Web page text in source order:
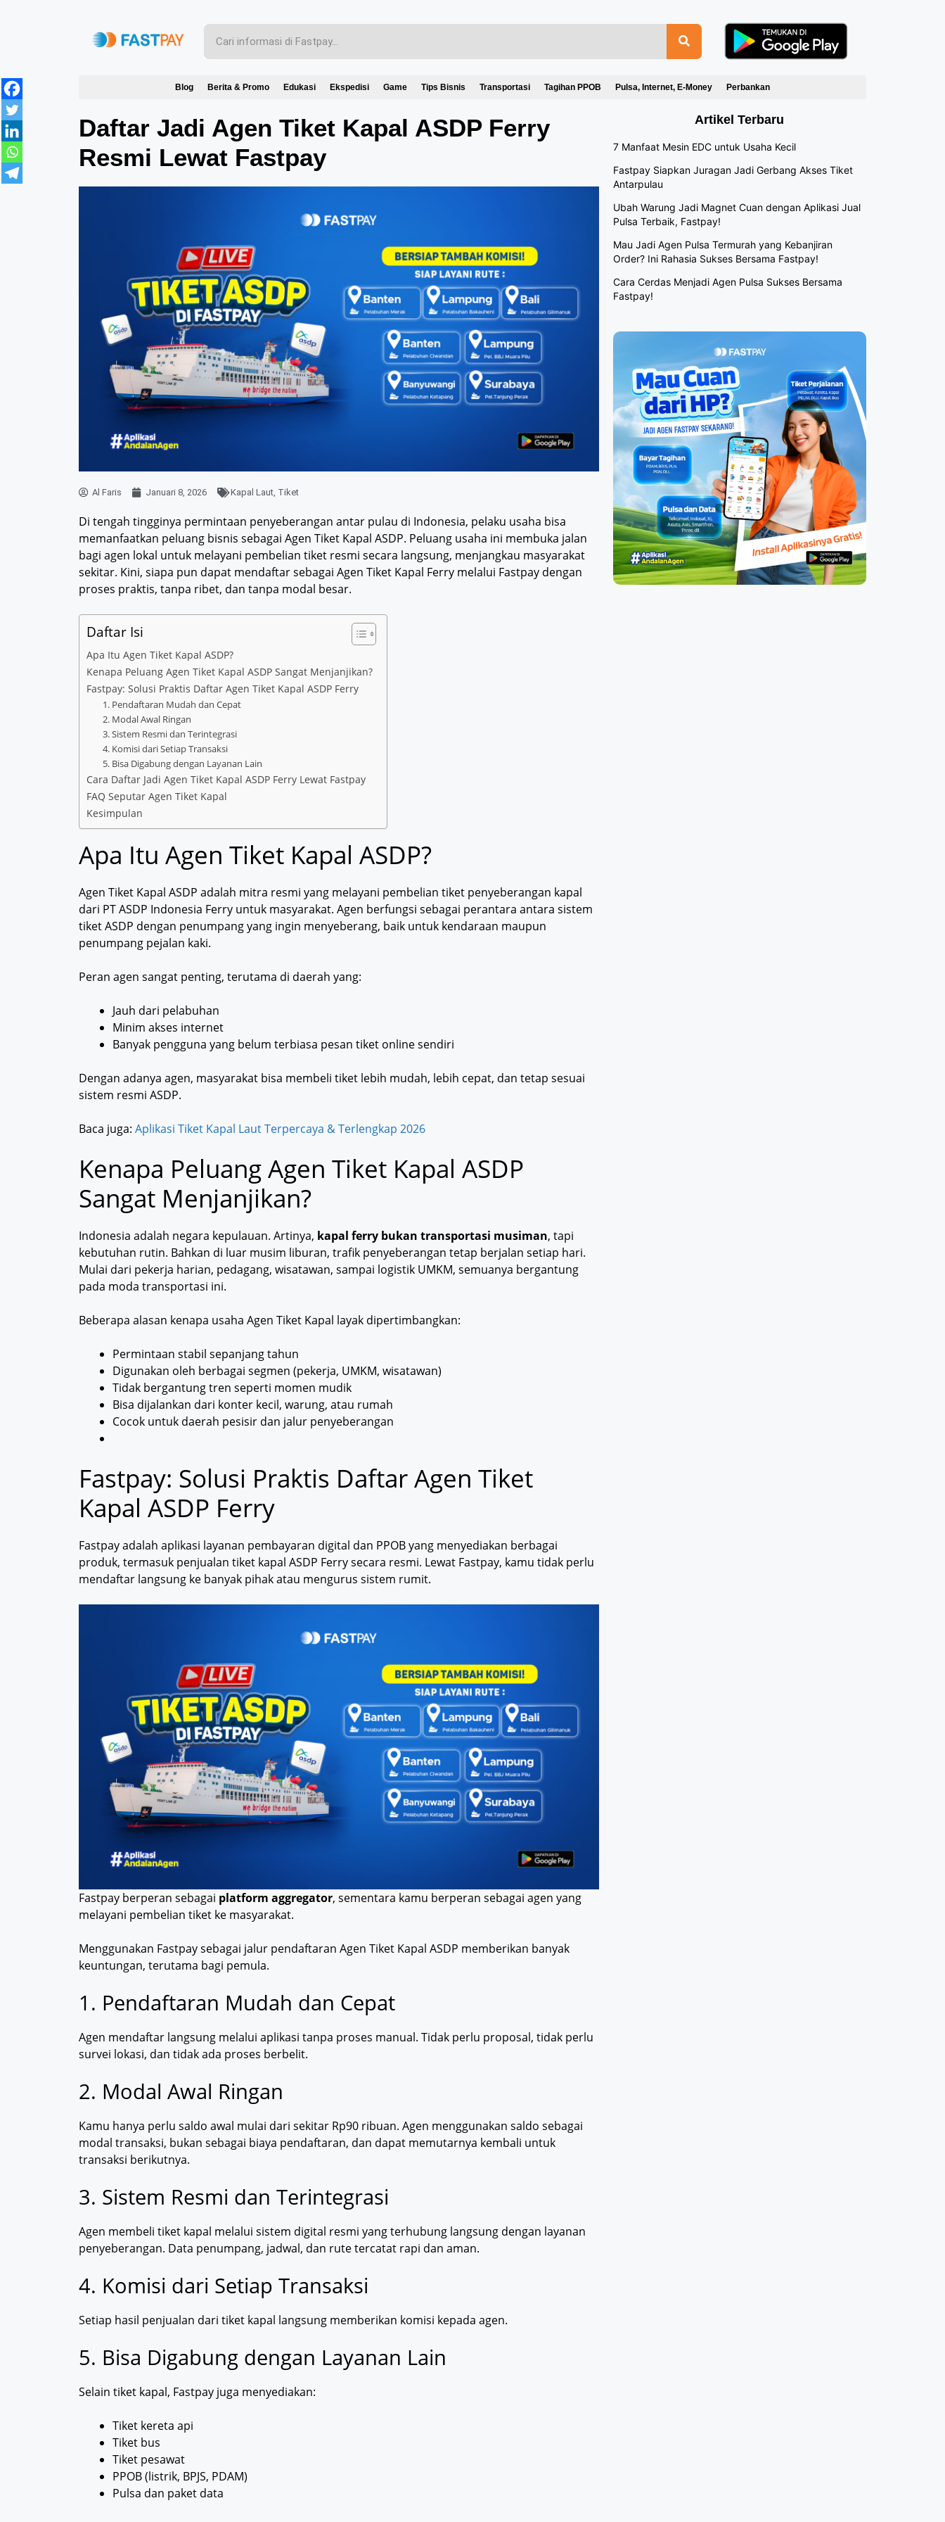
Blog Berita & Promo Edukasi Ekspedisi Game Tips Bisnis Transportasi Tagihan PPOB Pulsa, Internet, E-Money Perbankan
Daftar Jadi Agen Tiket Kapal ASDP Ferry
Resmi Lewat Fastpay
Al Faris Januari 8, 2026 Kapal Laut, Tiket
Di tengah tingginya permintaan penyeberangan antar pulau di Indonesia, pelaku usaha bisa
memanfaatkan peluang bisnis sebagai Agen Tiket Kapal ASDP. Peluang usaha ini membuka jalan
bagi agen lokal untuk melayani pembelian tiket resmi secara langsung, menjangkau masyarakat
sekitar. Kini, siapa pun dapat mendaftar sebagai Agen Tiket Kapal Ferry melalui Fastpay dengan
proses praktis, tanpa ribet, dan tanpa modal besar.
Daftar Isi
Apa Itu Agen Tiket Kapal ASDP?
Kenapa Peluang Agen Tiket Kapal ASDP Sangat Menjanjikan?
Fastpay: Solusi Praktis Daftar Agen Tiket Kapal ASDP Ferry
1. Pendaftaran Mudah dan Cepat
2. Modal Awal Ringan
3. Sistem Resmi dan Terintegrasi
4. Komisi dari Setiap Transaksi
5. Bisa Digabung dengan Layanan Lain
Cara Daftar Jadi Agen Tiket Kapal ASDP Ferry Lewat Fastpay
FAQ Seputar Agen Tiket Kapal
Kesimpulan
Apa Itu Agen Tiket Kapal ASDP?
Agen Tiket Kapal ASDP adalah mitra resmi yang melayani pembelian tiket penyeberangan kapal
dari PT ASDP Indonesia Ferry untuk masyarakat. Agen berfungsi sebagai perantara antara sistem
tiket ASDP dengan penumpang yang ingin menyeberang, baik untuk kendaraan maupun
penumpang pejalan kaki.
Peran agen sangat penting, terutama di daerah yang:
Jauh dari pelabuhan
Minim akses internet
Banyak pengguna yang belum terbiasa pesan tiket online sendiri
Dengan adanya agen, masyarakat bisa membeli tiket lebih mudah, lebih cepat, dan tetap sesuai
sistem resmi ASDP.
Baca juga: Aplikasi Tiket Kapal Laut Terpercaya & Terlengkap 2026
Kenapa Peluang Agen Tiket Kapal ASDP
Sangat Menjanjikan?
Indonesia adalah negara kepulauan. Artinya, kapal ferry bukan transportasi musiman, tapi
kebutuhan rutin. Bahkan di luar musim liburan, trafik penyeberangan tetap berjalan setiap hari.
Mulai dari pekerja harian, pedagang, wisatawan, sampai logistik UMKM, semuanya bergantung
pada moda transportasi ini.
Beberapa alasan kenapa usaha Agen Tiket Kapal layak dipertimbangkan:
Permintaan stabil sepanjang tahun
Digunakan oleh berbagai segmen (pekerja, UMKM, wisatawan)
Tidak bergantung tren seperti momen mudik
Bisa dijalankan dari konter kecil, warung, atau rumah
Cocok untuk daerah pesisir dan jalur penyeberangan
Fastpay: Solusi Praktis Daftar Agen Tiket
Kapal ASDP Ferry
Fastpay adalah aplikasi layanan pembayaran digital dan PPOB yang menyediakan berbagai
produk, termasuk penjualan tiket kapal ASDP Ferry secara resmi. Lewat Fastpay, kamu tidak perlu
mendaftar langsung ke banyak pihak atau mengurus sistem rumit.
Fastpay berperan sebagai platform aggregator, sementara kamu berperan sebagai agen yang
melayani pembelian tiket ke masyarakat.
Menggunakan Fastpay sebagai jalur pendaftaran Agen Tiket Kapal ASDP memberikan banyak
keuntungan, terutama bagi pemula.
1. Pendaftaran Mudah dan Cepat
Agen mendaftar langsung melalui aplikasi tanpa proses manual. Tidak perlu proposal, tidak perlu
survei lokasi, dan tidak ada proses berbelit.
2. Modal Awal Ringan
Kamu hanya perlu saldo awal mulai dari sekitar Rp90 ribuan. Agen menggunakan saldo sebagai
modal transaksi, bukan sebagai biaya pendaftaran, dan dapat memutarnya kembali untuk
transaksi berikutnya.
3. Sistem Resmi dan Terintegrasi
Agen membeli tiket kapal melalui sistem digital resmi yang terhubung langsung dengan layanan
penyeberangan. Data penumpang, jadwal, dan rute tercatat rapi dan aman.
4. Komisi dari Setiap Transaksi
Setiap hasil penjualan dari tiket kapal langsung memberikan komisi kepada agen.
5. Bisa Digabung dengan Layanan Lain
Selain tiket kapal, Fastpay juga menyediakan:
Tiket kereta api
Tiket bus
Tiket pesawat
PPOB (listrik, BPJS, PDAM)
Pulsa dan paket data
Artikel Terbaru
7 Manfaat Mesin EDC untuk Usaha Kecil
Fastpay Siapkan Juragan Jadi Gerbang Akses Tiket
Antarpulau
Ubah Warung Jadi Magnet Cuan dengan Aplikasi Jual
Pulsa Terbaik, Fastpay!
Mau Jadi Agen Pulsa Termurah yang Kebanjiran
Order? Ini Rahasia Sukses Bersama Fastpay!
Cara Cerdas Menjadi Agen Pulsa Sukses Bersama
Fastpay!